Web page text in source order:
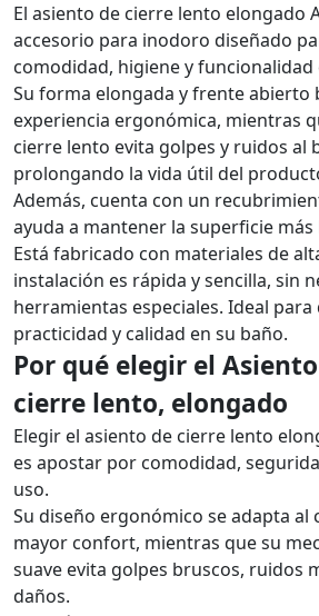
El asiento de cierre lento elongado
accesorio para inodoro diseñado
comodidad, higiene y funcionalidad
Su forma elongada y frente abierto
experiencia ergonómica, mientras
cierre lento evita golpes y ruidos al
prolongando la vida útil del
Además, cuenta con un
ayuda a mantener la superficie
Está fabricado con materiales de
instalación es rápida y sencilla, sin
herramientas especiales. Ideal para
practicidad y calidad en su baño.
Por qué elegir el
cierre lento, elongado
Elegir el asiento de cierre lento
es apostar por comodidad,
uso.
Su diseño ergonómico se adapta
mayor confort, mientras que su
suave evita golpes bruscos, ruidos
daños.